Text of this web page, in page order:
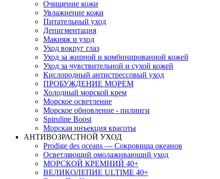
Очищение кожи
Увлажнение кожи
Питательный уход
Депигментация
Макияж и уход
Уход вокруг глаз
Уход за жирной и комбинированной кожей
Уход за чувствительной и сухой кожей
Кислородный антистрессовый уход
ПРОБУЖДЕНИЕ МОРЕМ
Холодный морской крем
Морское осветление
Морское обновление - пилинги
Spiruline Boost
Морская инъекция красоты
АНТИВОЗРАСТНОЙ УХОД
Prodige des oceans — Сокровища океанов
Осветляющий омолаживающий уход
МОРСКОЙ КРЕМНИЙ 40+
ВЕЛИКОЛЕПИЕ ULTIME 40+